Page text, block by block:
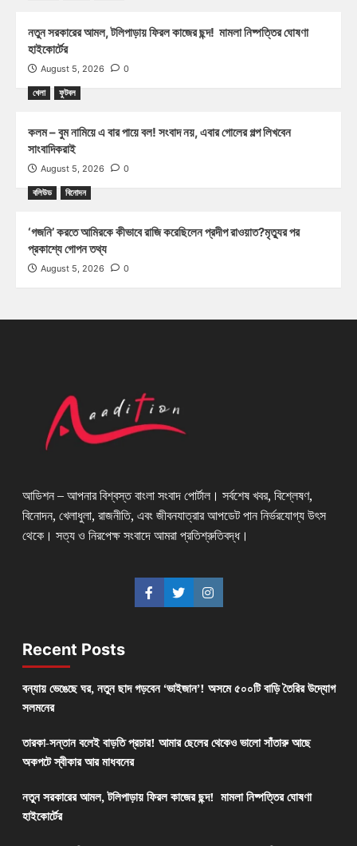
নতুন সরকারের আমল, টলিপাড়ায় ফিরল কাজের ছন্দ! মামলা নিষ্পত্তির ঘোষণা
হাইকোর্টের
August 5, 2026 0
খেলা ফুটবল
কলম – বুম নামিয়ে এ বার পায়ে বল! সংবাদ নয়, এবার গোলের গল্প লিখবেন
সাংবাদিকরাই
August 5, 2026 0
বলিউড বিনোদন
‘গজনি’ করতে আমিরকে কীভাবে রাজি করেছিলেন প্রদীপ রাওয়াত?মৃত্যুর পর
প্রকাশ্যে গোপন তথ্য
August 5, 2026 0
আডিশন – আপনার বিশ্বস্ত বাংলা সংবাদ পোর্টাল। সর্বশেষ খবর, বিশ্লেষণ,
বিনোদন, খেলাধুলা, রাজনীতি, এবং জীবনযাত্রার আপডেট পান নির্ভরযোগ্য উৎস
থেকে। সত্য ও নিরপেক্ষ সংবাদে আমরা প্রতিশ্রুতিবদ্ধ।
Recent Posts
বন্যায় ভেঙেছে ঘর, নতুন ছাদ গড়বেন ‘ভাইজান’! অসমে ৫০০টি বাড়ি তৈরির উদ্যোগ
সলমনের
তারকা-সন্তান বলেই বাড়তি প্রচার! আমার ছেলের থেকেও ভালো সাঁতারু আছে
অকপটে স্বীকার আর মাধবনের
নতুন সরকারের আমল, টলিপাড়ায় ফিরল কাজের ছন্দ! মামলা নিষ্পত্তির ঘোষণা
হাইকোর্টের